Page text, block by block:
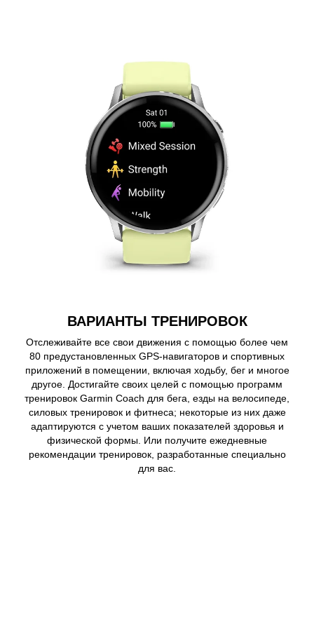
ВАРИАНТЫ ТРЕНИРОВОК
Отслеживайте все свои движения с помощью более чем
80 предустановленных GPS-навигаторов и спортивных
приложений в помещении, включая ходьбу, бег и многое
другое. Достигайте своих целей с помощью программ
тренировок Garmin Coach для бега, езды на велосипеде,
силовых тренировок и фитнеса; некоторые из них даже
адаптируются с учетом ваших показателей здоровья и
физической формы. Или получите ежедневные
рекомендации тренировок, разработанные специально
для вас.